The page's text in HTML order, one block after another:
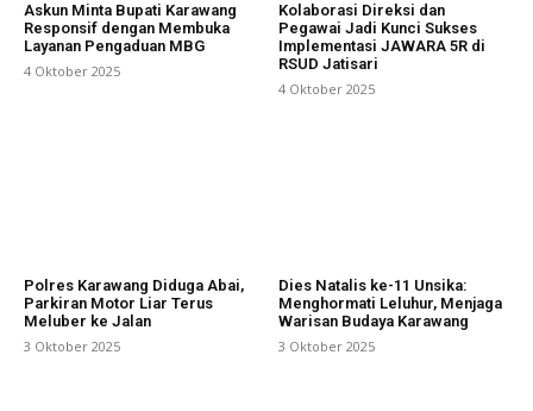
Askun Minta Bupati Karawang
Responsif dengan Membuka
Layanan Pengaduan MBG
4 Oktober 2025
Kolaborasi Direksi dan
Pegawai Jadi Kunci Sukses
Implementasi JAWARA 5R di
RSUD Jatisari
4 Oktober 2025
Polres Karawang Diduga Abai,
Parkiran Motor Liar Terus
Meluber ke Jalan
3 Oktober 2025
Dies Natalis ke-11 Unsika:
Menghormati Leluhur, Menjaga
Warisan Budaya Karawang
3 Oktober 2025